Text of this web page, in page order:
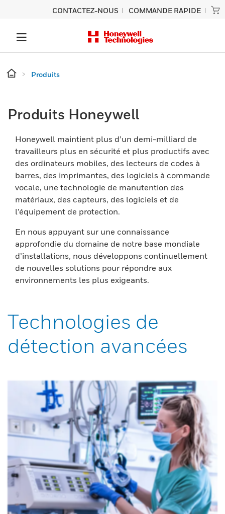
CONTACTEZ-NOUS COMMANDE RAPIDE
Produits
Produits Honeywell
Honeywell maintient plus d’un demi-milliard de
travailleurs plus en sécurité et plus productifs avec
des ordinateurs mobiles, des lecteurs de codes à
barres, des imprimantes, des logiciels à commande
vocale, une technologie de manutention des
matériaux, des capteurs, des logiciels et de
l’équipement de protection.
En nous appuyant sur une connaissance
approfondie du domaine de notre base mondiale
d’installations, nous développons continuellement
de nouvelles solutions pour répondre aux
environnements les plus exigeants.
Technologies de
détection avancées